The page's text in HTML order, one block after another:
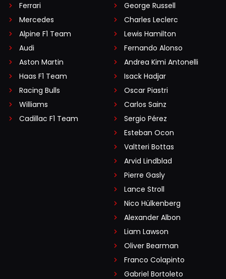
Ferrari
Mercedes
Alpine F1 Team
Audi
Aston Martin
Haas F1 Team
Racing Bulls
Williams
Cadillac F1 Team
George Russell
Charles Leclerc
Lewis Hamilton
Fernando Alonso
Andrea Kimi Antonelli
Isack Hadjar
Oscar Piastri
Carlos Sainz
Sergio Pérez
Esteban Ocon
Valtteri Bottas
Arvid Lindblad
Pierre Gasly
Lance Stroll
Nico Hülkenberg
Alexander Albon
Liam Lawson
Oliver Bearman
Franco Colapinto
Gabriel Bortoleto